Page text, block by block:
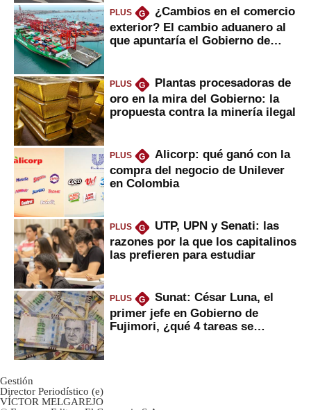
PLUS G
¿Cambios en el comercio
exterior? El cambio aduanero al
que apuntaría el Gobierno de
PLUS G
Plantas procesadoras de
oro en la mira del Gobierno: la
propuesta contra la minería ilegal
PLUS G
Alicorp: qué ganó con la
compra del negocio de Unilever
en Colombia
PLUS G
UTP, UPN y Senati: las
razones por la que los capitalinos
las prefieren para estudiar
PLUS G
Sunat: César Luna, el
primer jefe en Gobierno de
Fujimori, ¿qué 4 tareas se
Gestión
Director Periodístico (e)
VÍCTOR MELGAREJO